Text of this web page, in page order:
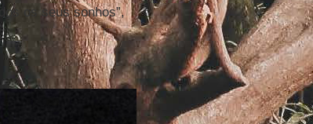
os seus sonhos”,